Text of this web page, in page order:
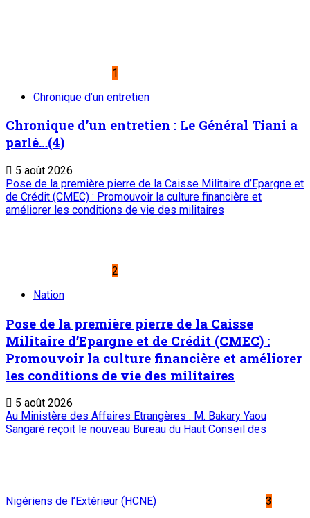
1
Chronique d’un entretien
Chronique d’un entretien : Le Général Tiani a
parlé…(4)
5 août 2026
Pose de la première pierre de la Caisse Militaire d’Epargne et
de Crédit (CMEC) : Promouvoir la culture financière et
améliorer les conditions de vie des militaires
2
Nation
Pose de la première pierre de la Caisse
Militaire d’Epargne et de Crédit (CMEC) :
Promouvoir la culture financière et améliorer
les conditions de vie des militaires
5 août 2026
Au Ministère des Affaires Etrangères : M. Bakary Yaou
Sangaré reçoit le nouveau Bureau du Haut Conseil des
Nigériens de l’Extérieur (HCNE)
3